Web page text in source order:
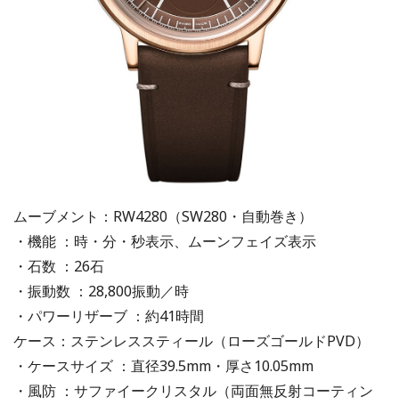
ムーブメント：RW4280（SW280・自動巻き）
・機能 ：時・分・秒表示、ムーンフェイズ表示
・石数 ：26石
・振動数 ：28,800振動／時
・パワーリザーブ ：約41時間
ケース：ステンレススティール（ローズゴールドPVD）
・ケースサイズ ：直径39.5mm・厚さ10.05mm
・風防 ：サファイークリスタル（両面無反射コーティン